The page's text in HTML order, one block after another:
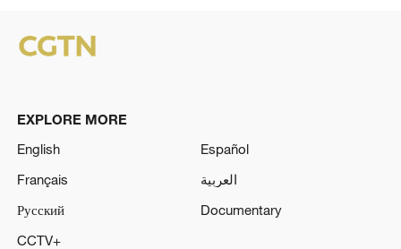
EXPLORE MORE
English
Español
Français
العربية
Русский
Documentary
CCTV+